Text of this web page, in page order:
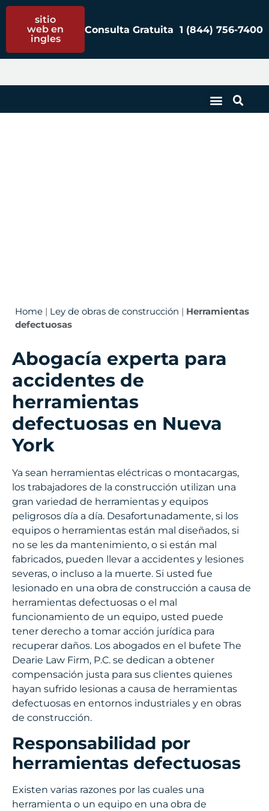
sitio
web en
ingles
Consulta Gratuita 1 (844) 756-7400
Home | Ley de obras de construcción | Herramientas
defectuosas
Abogacía experta para
accidentes de
herramientas
defectuosas en Nueva
York
Ya sean herramientas eléctricas o montacargas,
los trabajadores de la construcción utilizan una
gran variedad de herramientas y equipos
peligrosos día a día. Desafortunadamente, si los
equipos o herramientas están mal diseñados, si
no se les da mantenimiento, o si están mal
fabricados, pueden llevar a accidentes y lesiones
severas, o incluso a la muerte. Si usted fue
lesionado en una obra de construcción a causa de
herramientas defectuosas o el mal
funcionamiento de un equipo, usted puede
tener derecho a tomar acción jurídica para
recuperar daños. Los abogados en el bufete The
Dearie Law Firm, P.C. se dedican a obtener
compensación justa para sus clientes quienes
hayan sufrido lesionas a causa de herramientas
defectuosas en entornos industriales y en obras
de construcción.
Responsabilidad por
herramientas defectuosas
Existen varias razones por las cuales una
herramienta o un equipo en una obra de